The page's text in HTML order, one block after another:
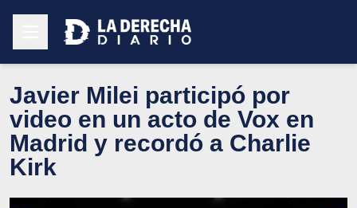
Javier Milei participó por
video en un acto de Vox en
Madrid y recordó a Charlie
Kirk